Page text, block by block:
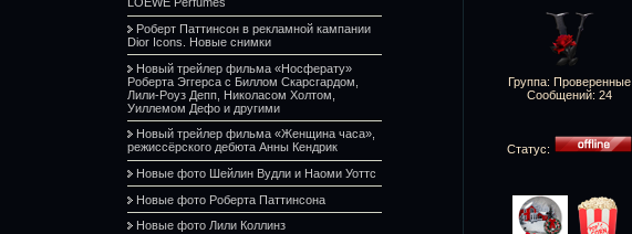
Роберт Паттинсон в рекламной кампании
Dior Icons. Новые снимки
Новый трейлер фильма «Носферату»
Роберта Эггерса с Биллом Скарсгардом,
Лили-Роуз Депп, Николасом Холтом,
Уиллемом Дефо и другими
Новый трейлер фильма «Женщина часа»,
режиссёрского дебюта Анны Кендрик
Новые фото Шейлин Вудли и Наоми Уоттс
Новые фото Роберта Паттинсона
Новые фото Лили Коллинз
Группа: Проверенные
Сообщений: 24
Статус: